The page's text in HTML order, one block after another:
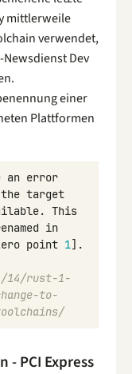
mittlerweile
verwendet,
Dev
einer
Plattformen
an error
the target
. This
in
point 1].
14/rust-1-
to-
- PCI Express